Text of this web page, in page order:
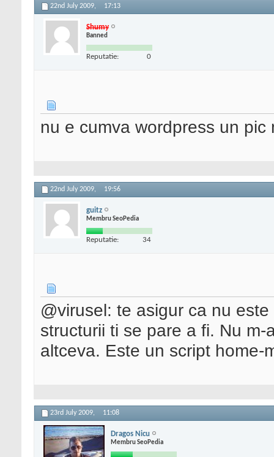
22nd July 2009, 17:13
Shumy
Banned
Reputatie: 0
nu e cumva wordpress un pic
22nd July 2009, 19:56
guitz
Membru SeoPedia
Reputatie: 34
@virusel: te asigur ca nu
structurii ti se pare a fi. Nu
altceva. Este un script home-
23rd July 2009, 11:08
Dragos Nicu
Membru SeoPedia